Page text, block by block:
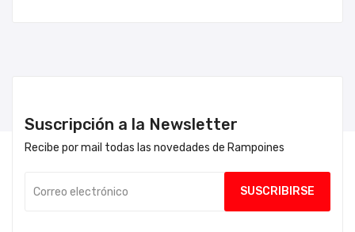
Suscripción a la Newsletter
Recibe por mail todas las novedades de Rampoines